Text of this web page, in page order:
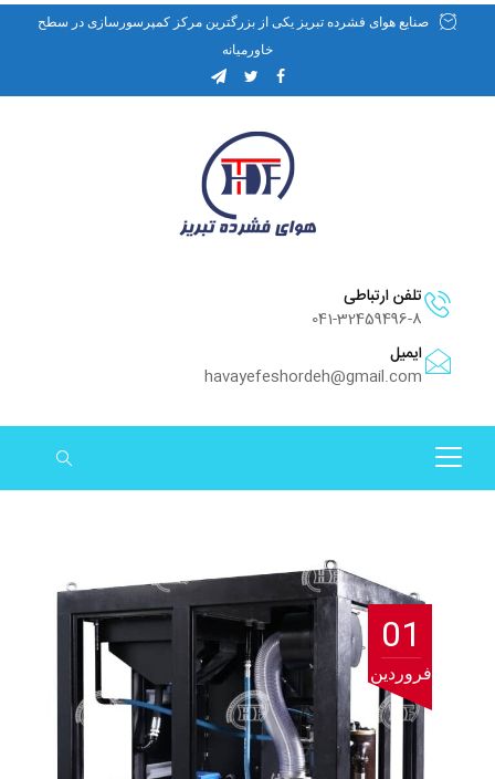
صنایع هوای فشرده تبریز یکی از بزرگترین مرکز کمپرسورسازی در سطح
خاورمیانه
تلفن ارتباطی
041-32459496-8
ایمیل
havayefeshordeh@gmail.com
01
فروردین